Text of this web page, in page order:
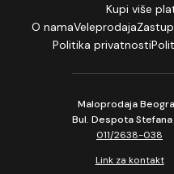
Kupi više
O namaVeleprodaja
Politika privatnosti
Maloprodaja
Bul. Despota Stefana
011/2638-038
Link za kontakt